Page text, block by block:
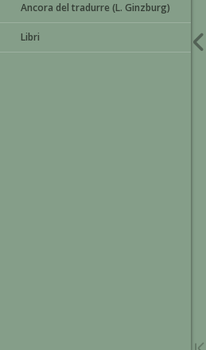
Ancora del tradurre (L. Ginzburg)
Libri